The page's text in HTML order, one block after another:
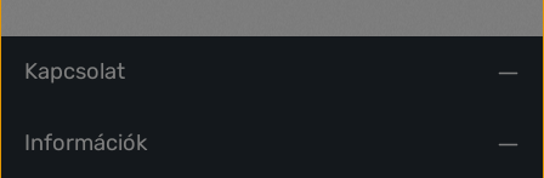
Kapcsolat
Információk